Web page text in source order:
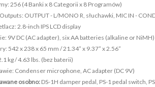
256 (4 Banki x 8 Categorii x 8 Programów)
OUTPUT - L/MONO R, słuchawki, MIC IN -
2.8-inch IPS LCD display
9V DC (AC adapter), six AA batteries (alkaline or NiMH)
542 x 238 x 65 mm / 21.34” x 9.37” x 2.56”
kg / 4.63 lbs. (bez baterii)
Condenser microphone, AC adapter (DC 9V)
osobno: DS-1H damper pedal, PS-1 pedal switch,